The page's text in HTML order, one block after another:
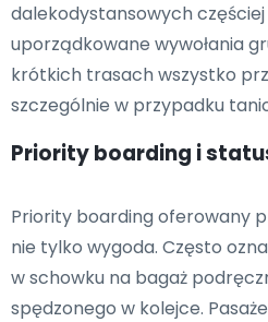
dalekodystansowych
uporządkowane wywołania
krótkich trasach wszystko
szczególnie w przypadku
Priority boarding i
Priority boarding oferowany
nie tylko wygoda. Często
w schowku na bagaż
spędzonego w kolejce.